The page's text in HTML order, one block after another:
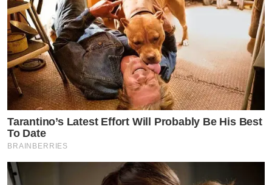
Tarantino’s Latest Effort Will Probably Be His Best
To Date
BRAINBERRIES